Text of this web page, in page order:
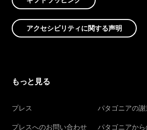
アクセシビリティに関する声明
もっと見る
プレス
プレスへのお問い合わせ
パタゴニアの
パタゴニアか